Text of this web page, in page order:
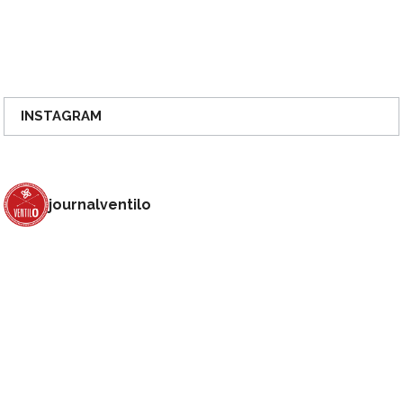
INSTAGRAM
journalventilo